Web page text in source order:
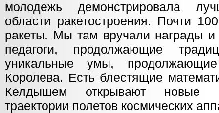
молодежь демонстрировала
области ракетостроения. Почти
ракеты. Мы там вручали награды и
педагоги, продолжающие
уникальные умы, продолжающие
Королева. Есть блестящие
Келдышем открывают новые
траектории полетов космических